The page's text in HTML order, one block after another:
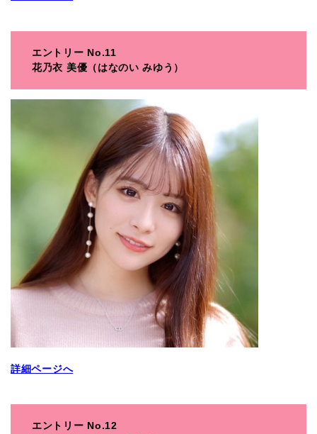
エントリー No.11
花乃衣 美優（はなのい みゆう）
詳細ページへ
エントリー No.12